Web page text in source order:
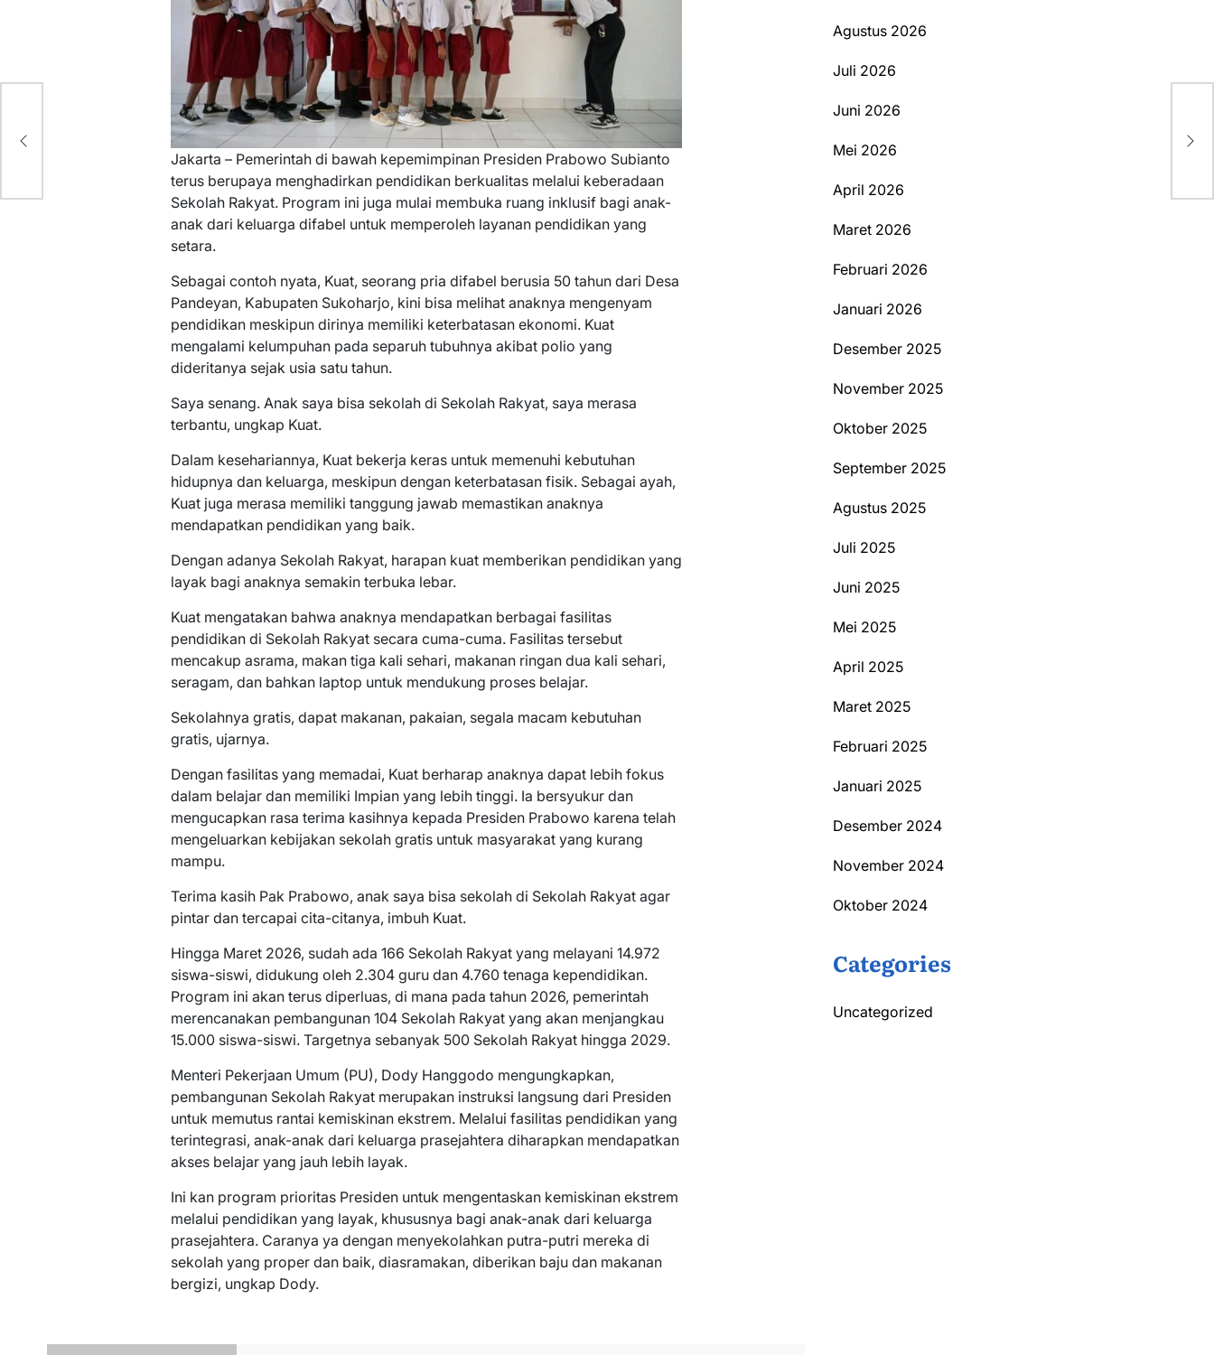
Jakarta – Pemerintah di bawah kepemimpinan Presiden Prabowo Subianto
terus berupaya menghadirkan pendidikan berkualitas melalui keberadaan
Sekolah Rakyat. Program ini juga mulai membuka ruang inklusif bagi anak-
anak dari keluarga difabel untuk memperoleh layanan pendidikan yang
setara.
Sebagai contoh nyata, Kuat, seorang pria difabel berusia 50 tahun dari Desa
Pandeyan, Kabupaten Sukoharjo, kini bisa melihat anaknya mengenyam
pendidikan meskipun dirinya memiliki keterbatasan ekonomi. Kuat
mengalami kelumpuhan pada separuh tubuhnya akibat polio yang
dideritanya sejak usia satu tahun.
Saya senang. Anak saya bisa sekolah di Sekolah Rakyat, saya merasa
terbantu, ungkap Kuat.
Dalam kesehariannya, Kuat bekerja keras untuk memenuhi kebutuhan
hidupnya dan keluarga, meskipun dengan keterbatasan fisik. Sebagai ayah,
Kuat juga merasa memiliki tanggung jawab memastikan anaknya
mendapatkan pendidikan yang baik.
Dengan adanya Sekolah Rakyat, harapan kuat memberikan pendidikan yang
layak bagi anaknya semakin terbuka lebar.
Kuat mengatakan bahwa anaknya mendapatkan berbagai fasilitas
pendidikan di Sekolah Rakyat secara cuma-cuma. Fasilitas tersebut
mencakup asrama, makan tiga kali sehari, makanan ringan dua kali sehari,
seragam, dan bahkan laptop untuk mendukung proses belajar.
Sekolahnya gratis, dapat makanan, pakaian, segala macam kebutuhan
gratis, ujarnya.
Dengan fasilitas yang memadai, Kuat berharap anaknya dapat lebih fokus
dalam belajar dan memiliki Impian yang lebih tinggi. Ia bersyukur dan
mengucapkan rasa terima kasihnya kepada Presiden Prabowo karena telah
mengeluarkan kebijakan sekolah gratis untuk masyarakat yang kurang
mampu.
Terima kasih Pak Prabowo, anak saya bisa sekolah di Sekolah Rakyat agar
pintar dan tercapai cita-citanya, imbuh Kuat.
Hingga Maret 2026, sudah ada 166 Sekolah Rakyat yang melayani 14.972
siswa-siswi, didukung oleh 2.304 guru dan 4.760 tenaga kependidikan.
Program ini akan terus diperluas, di mana pada tahun 2026, pemerintah
merencanakan pembangunan 104 Sekolah Rakyat yang akan menjangkau
15.000 siswa-siswi. Targetnya sebanyak 500 Sekolah Rakyat hingga 2029.
Menteri Pekerjaan Umum (PU), Dody Hanggodo mengungkapkan,
pembangunan Sekolah Rakyat merupakan instruksi langsung dari Presiden
untuk memutus rantai kemiskinan ekstrem. Melalui fasilitas pendidikan yang
terintegrasi, anak-anak dari keluarga prasejahtera diharapkan mendapatkan
akses belajar yang jauh lebih layak.
Ini kan program prioritas Presiden untuk mengentaskan kemiskinan ekstrem
melalui pendidikan yang layak, khususnya bagi anak-anak dari keluarga
prasejahtera. Caranya ya dengan menyekolahkan putra-putri mereka di
sekolah yang proper dan baik, diasramakan, diberikan baju dan makanan
bergizi, ungkap Dody.
Agustus 2026
Juli 2026
Juni 2026
Mei 2026
April 2026
Maret 2026
Februari 2026
Januari 2026
Desember 2025
November 2025
Oktober 2025
September 2025
Agustus 2025
Juli 2025
Juni 2025
Mei 2025
April 2025
Maret 2025
Februari 2025
Januari 2025
Desember 2024
November 2024
Oktober 2024
Categories
Uncategorized